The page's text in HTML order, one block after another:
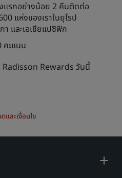
แรกอย่างน้อย 2 คืนติดต่อ
แห่งของเราในยุโรป
และเอเชียแปซิฟิก
คะแนน
Radisson Rewards วันนี้
และเงื่อนไข